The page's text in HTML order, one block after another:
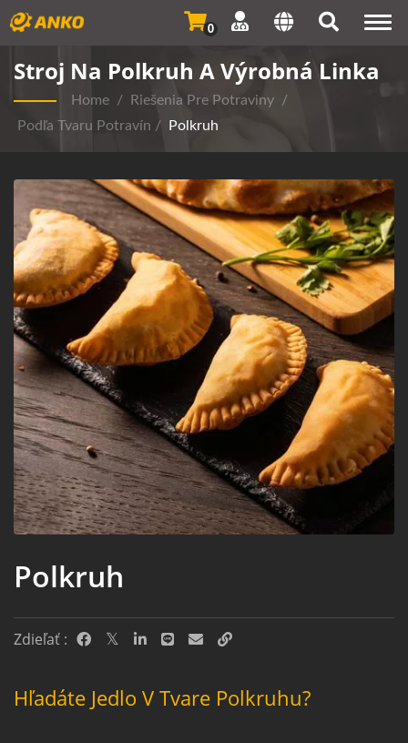
0
Stroj Na Polkruh A Výrobná Linka
Home / Riešenia Pre Potraviny /
Podľa Tvaru Potravín / Polkruh
Polkruh
Zdieľať :
Hľadáte Jedlo V Tvare Polkruhu?